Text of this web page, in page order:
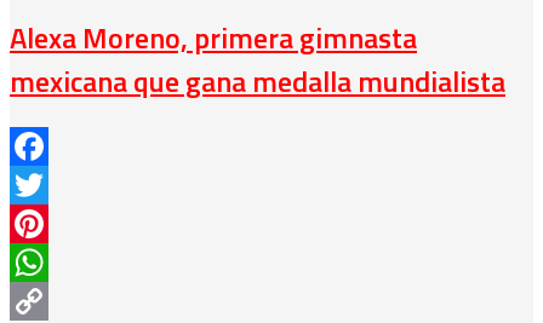
Alexa Moreno, primera gimnasta
mexicana que gana medalla mundialista
Facebook
Twitter
Pinterest
WhatsApp